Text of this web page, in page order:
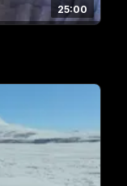
25:00